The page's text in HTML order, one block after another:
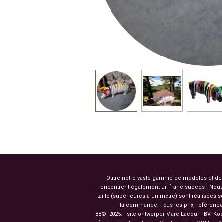
Outre notre vaste gamme de modèles et
rencontrent également un franc succès :
taille (supérieures à un mètre) sont réalisées
la commande. Tous les prix,
88© 2025. site ontwerper Marc Lacour BV.